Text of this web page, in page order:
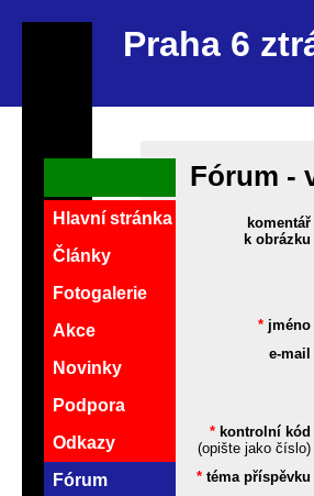
Praha 6
Fórum -
komentář
k obrázku
* jméno
e-mail
* kontrolní kód
(opište jako číslo)
* téma příspěvku
Hlavní stránka
Články
Fotogalerie
Akce
Novinky
Podpora
Odkazy
Fórum